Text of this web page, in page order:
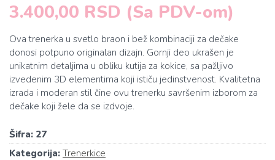
3.400,00 RSD (Sa PDV-om)
Ova trenerka u svetlo braon i bež kombinaciji za dečake
donosi potpuno originalan dizajn. Gornji deo ukrašen je
unikatnim detaljima u obliku kutija za kokice, sa pažljivo
izvedenim 3D elementima koji ističu jedinstvenost. Kvalitetna
izrada i moderan stil čine ovu trenerku savršenim izborom za
dečake koji žele da se izdvoje.
Šifra: 27
Kategorija: Trenerkice